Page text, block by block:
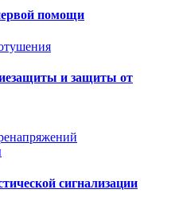
помощи
и защиты от
сигнализации